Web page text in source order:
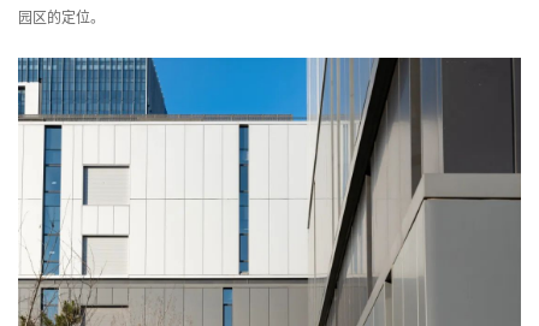
园区的定位。